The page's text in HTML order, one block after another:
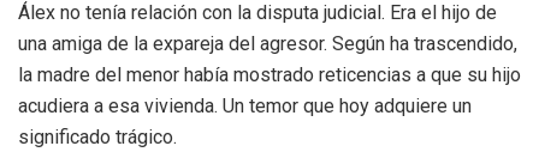
Álex no tenía relación con la disputa judicial. Era el hijo de
una amiga de la expareja del agresor. Según ha trascendido,
la madre del menor había mostrado reticencias a que su hijo
acudiera a esa vivienda. Un temor que hoy adquiere un
significado trágico.